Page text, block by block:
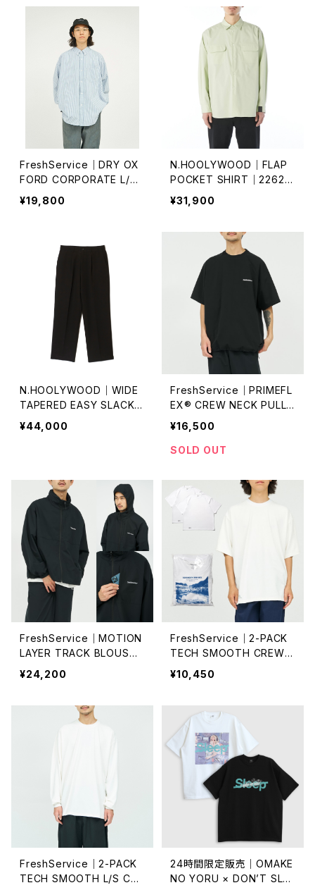
FreshService｜DRY OX
FORD CORPORATE L/S
B.D SHIRT
¥19,800
N.HOOLYWOOD｜FLAP
POCKET SHIRT｜2262-
SH26-102
¥31,900
N.HOOLYWOOD｜WIDE
TAPERED EASY SLACKS
｜PT06-095
¥44,000
FreshService｜PRIMEFL
EX® CREW NECK PULLO
VER
¥16,500
SOLD OUT
FreshService｜MOTION
LAYER TRACK BLOUSO
N
¥24,200
FreshService｜2-PACK
TECH SMOOTH CREW
NECK
¥10,450
FreshService｜2-PACK
TECH SMOOTH L/S CRE
24時間限定販売｜OMAKE
NO YORU × DON’T SLEE